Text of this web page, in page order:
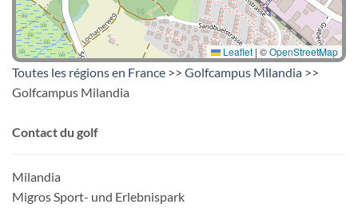
Leaflet | ©OpenStreetMap
Toutes les régions en France >> Golfcampus Milandia >>
Golfcampus Milandia
Contact du golf
Milandia
Migros Sport- und Erlebnispark